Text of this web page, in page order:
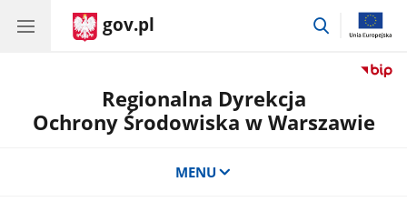
gov.pl
przejdź
Regionalna Dyrekcja
Ochrony Środowiska w Warszawie
MENU